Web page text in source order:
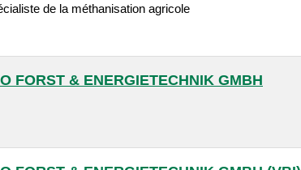
de la méthanisation agricole
FORST & ENERGIETECHNIK GMBH